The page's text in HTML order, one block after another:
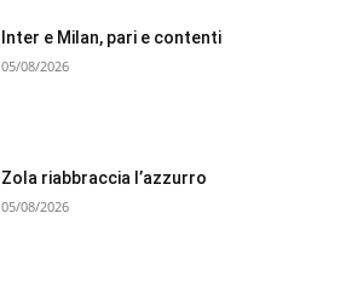
Inter e Milan, pari e contenti
05/08/2026
Zola riabbraccia l’azzurro
05/08/2026